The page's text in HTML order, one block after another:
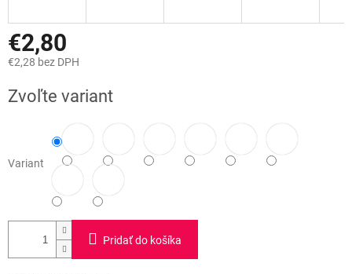
€2,80
€2,28 bez DPH
cena:
Zvoľte variant
Variant
Pridať do košíka